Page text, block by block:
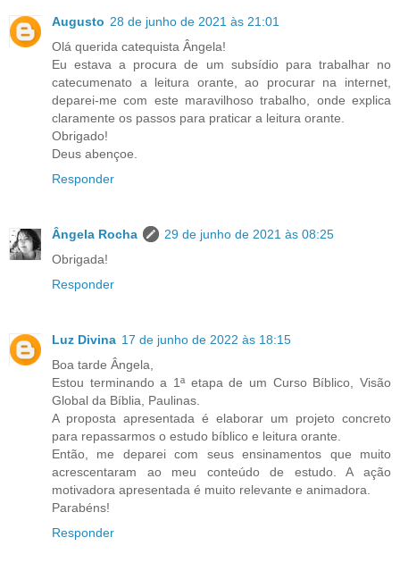
Augusto 28 de junho de 2021 às 21:01
Olá querida catequista Ângela!
Eu estava a procura de um subsídio para trabalhar no
catecumenato a leitura orante, ao procurar na internet,
deparei-me com este maravilhoso trabalho, onde explica
claramente os passos para praticar a leitura orante.
Obrigado!
Deus abençoe.
Responder
Ângela Rocha
29 de junho de 2021 às 08:25
Obrigada!
Responder
Luz Divina 17 de junho de 2022 às 18:15
Boa tarde Ângela,
Estou terminando a 1ª etapa de um Curso Bíblico, Visão
Global da Bíblia, Paulinas.
A proposta apresentada é elaborar um projeto concreto
para repassarmos o estudo bíblico e leitura orante.
Então, me deparei com seus ensinamentos que muito
acrescentaram ao meu conteúdo de estudo. A ação
motivadora apresentada é muito relevante e animadora.
Parabéns!
Responder